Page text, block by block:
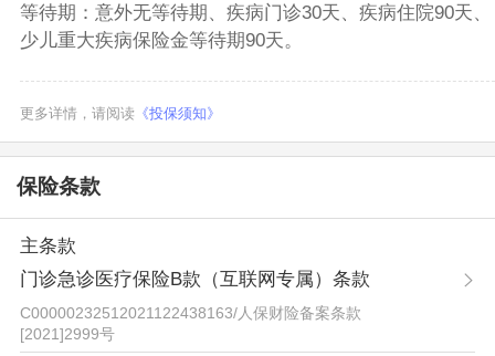
等待期：意外无等待期、疾病门诊30天、疾病住院90天、
少儿重大疾病保险金等待期90天。
更多详情，请阅读《投保须知》
保险条款
主条款
门诊急诊医疗保险B款（互联网专属）条款
C00000232512021122438163/人保财险备案条款
[2021]2999号